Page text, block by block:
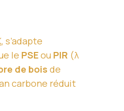
, s’adapte
le PSEou PIR (λ
de bois de
carbone réduit